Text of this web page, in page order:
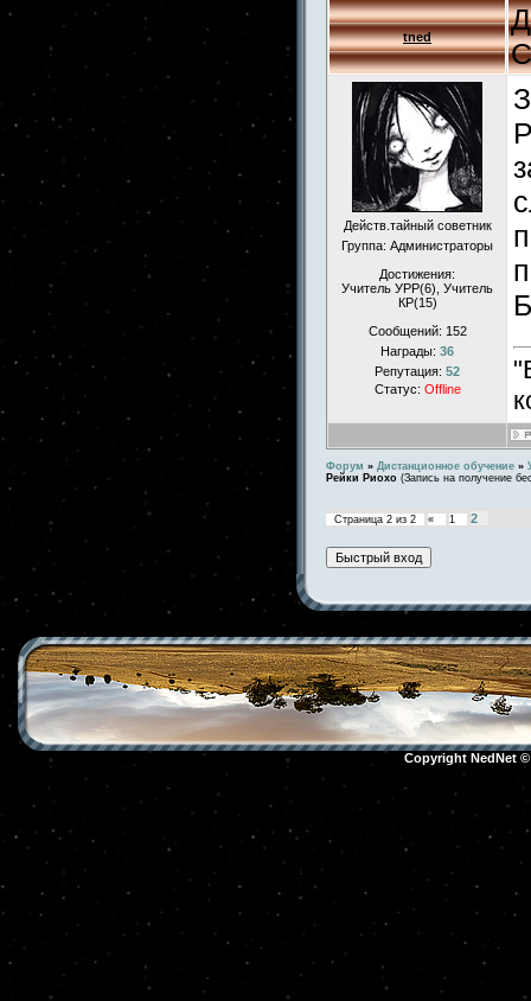
tned
Действ.тайный советник
Группа: Администраторы
Достижения:
Учитель УРР(6), Учитель
КР(15)
Сообщений: 152
Награды: 36
Репутация: 52
Статус: Offline
Форум » Дистанционное обучение »
Рейки Риохо (Запись на получение
Страница 2 из 2 « 1 2
Copyright NedNet